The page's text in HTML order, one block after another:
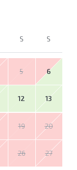
S S
5 6
12 13
19 20
26 27